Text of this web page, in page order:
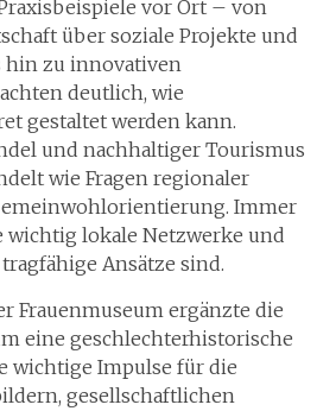
vor Ort – von
über soziale Projekte und
hin zu innovativen
deutlich, wie
gestaltet werden kann.
und nachhaltiger Tourismus
wie Fragen regionaler
Immer
wichtig lokale Netzwerke und
Ansätze sind.
Frauenmuseum ergänzte die
eine geschlechterhistorische
wichtige Impulse für die
gesellschaftlichen